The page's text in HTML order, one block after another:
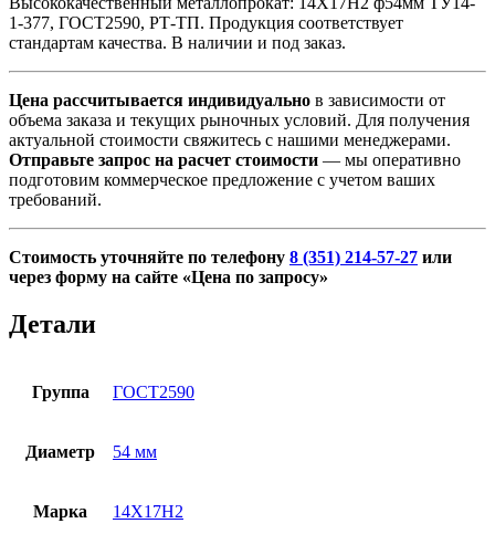
1-377, ГОСТ2590, РТ-ТП. Продукция соответствует
стандартам качества. В наличии и под заказ.
Цена рассчитывается индивидуально в зависимости от
объема заказа и текущих рыночных условий. Для получения
актуальной стоимости свяжитесь с нашими менеджерами.
Отправьте запрос на расчет стоимости — мы оперативно
подготовим коммерческое предложение с учетом ваших
требований.
Стоимость уточняйте по телефону 8 (351) 214-57-27 или
через форму на сайте «Цена по запросу»
Детали
Группа ГОСТ2590
Диаметр 54 мм
Марка 14Х17Н2